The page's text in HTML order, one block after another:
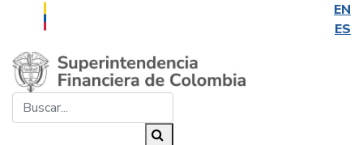
EN
ES
Saltar al contenido principal